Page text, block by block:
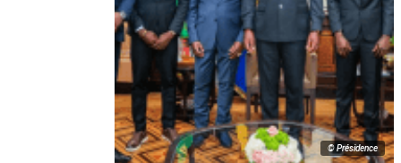
© Présidence